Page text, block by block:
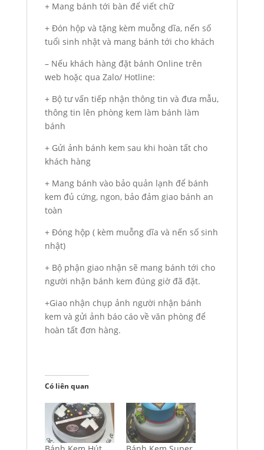
+ Mang bánh tới bàn để viết chữ
+ Đón hộp và tặng kèm muỗng dĩa, nến số
tuổi sinh nhật và mang bánh tới cho khách
– Nếu khách hàng đặt bánh Online trên
web hoặc qua Zalo/ Hotline:
+ Bộ tư vấn tiếp nhận thông tin và đưa mẫu,
thông tin lên phòng kem làm bánh làm
bánh
+ Gửi ảnh bánh kem sau khi hoàn tất cho
khách hàng
+ Mang bánh vào bảo quản lạnh để bánh
kem đủ cứng, ngon, bảo đảm giao bánh an
toàn
+ Đóng hộp ( kèm muỗng dĩa và nến số sinh
nhật)
+ Bộ phận giao nhận sẽ mang bánh tới cho
người nhận bánh kem đúng giờ đã đặt.
+Giao nhận chụp ảnh người nhận bánh
kem và gửi ảnh báo cáo về văn phòng để
hoàn tất đơn hàng.
Có liên quan